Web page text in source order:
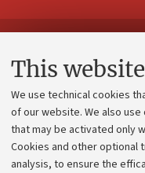
This
We use technical cookies
of our website. We also
that may be activated only
Cookies and other
analysis, to ensure the
Contacts